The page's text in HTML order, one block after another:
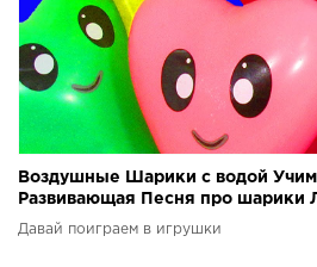
Воздушные Шарики с водой Учим
Развивающая Песня про шарики
водой
Давай поиграем в игрушки